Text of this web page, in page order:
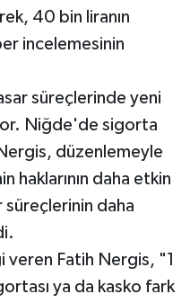
40 bin liranın
incelemesinin
süreçlerinde yeni
Niğde'de sigorta
düzenlemeyle
haklarının daha etkin
süreçlerinin daha
veren Fatih Nergis, "1
ya da kasko fark